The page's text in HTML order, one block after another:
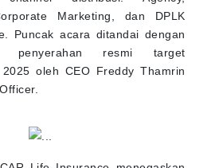
Marketing, dan DPLK
Puncak acara ditandai dengan
penyerahan resmi target
oleh CEO Freddy Thamrin